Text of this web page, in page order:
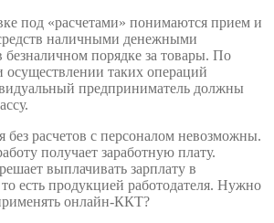
под «расчетами» понимаются прием и
наличными денежными
безналичном порядке за товары. По
таких операций
предприниматель должны
расчетов с персоналом невозможны.
получает заработную плату.
выплачивать зарплату в
есть продукцией работодателя. Нужно
онлайн-ККТ?